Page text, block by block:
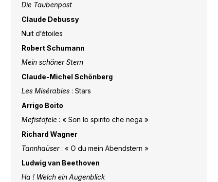
Die Taubenpost
Claude Debussy
Nuit d’étoiles
Robert Schumann
Mein schöner Stern
Claude-Michel Schönberg
Les Misérables: Stars
Arrigo Boito
Mefistofele : « Son lo spirito che nega »
Richard Wagner
Tannhaüser: « O du mein Abendstern »
Ludwig van Beethoven
Ha ! Welch ein Augenblick